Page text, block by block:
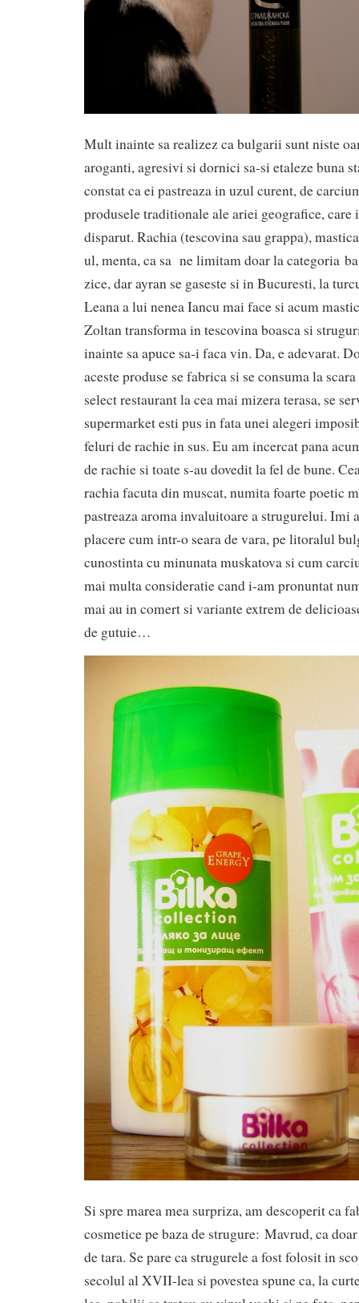
Mult inainte sa realizez ca bulgarii sunt niste
aroganti, agresivi si dornici sa-si etaleze buna
constat ca ei pastreaza in uzul curent, de
produsele traditionale ale ariei geografice, care
disparut. Rachia (tescovina sau grappa),
ul, menta, ca sa ne limitam doar la categoria
zice, dar ayran se gaseste si in Bucuresti, la
Leana a lui nenea Iancu mai face si acum
Zoltan transforma in tescovina boasca si
inainte sa apuce sa-i faca vin. Da, e adevarat.
aceste produse se fabrica si se consuma la
select restaurant la cea mai mizera terasa, se
supermarket esti pus in fata unei alegeri
feluri de rachie in sus. Eu am incercat pana
de rachie si toate s-au dovedit la fel de bune.
rachia facuta din muscat, numita foarte poetic
pastreaza aroma invaluitoare a strugurelui. Imi
placere cum intr-o seara de vara, pe litoralul
cunostinta cu minunata muskatova si cum
mai multa consideratie cand i-am pronuntat
mai au in comert si variante extrem de
de gutuie…
Si spre marea mea surpriza, am descoperit ca
cosmetice pe baza de strugure: Mavrud, ca
de tara. Se pare ca strugurele a fost folosit in
secolul al XVII-lea si povestea spune ca, la